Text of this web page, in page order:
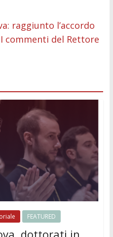
raggiunto l’accordo
commenti del Rettore
FEATURED